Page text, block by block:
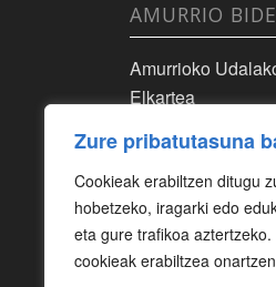
Zure pribatutasuna
Cookieak erabiltzen ditugu
hobetzeko, iragarki edo
eta gure trafikoa
cookieak erabiltzea
AMURRIO
Amurrioko
Elkartea